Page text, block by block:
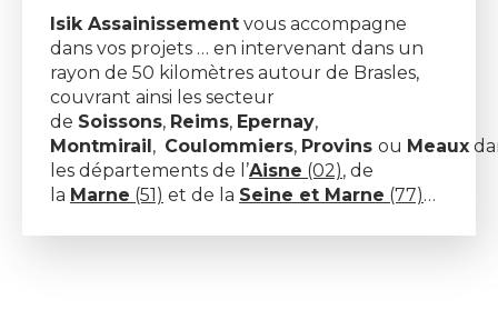
Isik Assainissement vous accompagne
dans vos projets … en intervenant dans un
rayon de 50 kilomètres autour de Brasles,
couvrant ainsi les secteur
de Soissons, Reims, Epernay,
Montmirail, Coulommiers, Provins ou Meaux
les départements de l’Aisne (02), de
la Marne (51) et de la Seine et Marne (77)…